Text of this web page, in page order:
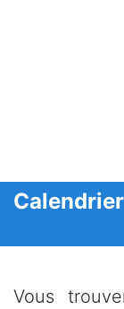
Vous